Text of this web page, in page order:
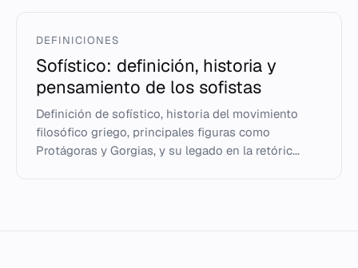
DEFINICIONES
Sofístico: definición, historia y
pensamiento de los sofistas
Definición de sofístico, historia del movimiento
filosófico griego, principales figuras como
Protágoras y Gorgias, y su legado en la retóric...